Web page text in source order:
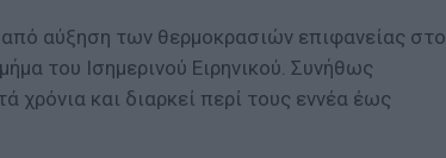
από αύξηση των θερμοκρασιών επιφανείας στο
του Ισημερινού Ειρηνικού. Συνήθως
χρόνια και διαρκεί περί τους εννέα έως